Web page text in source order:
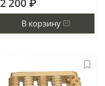
2 200 ₽
В корзину